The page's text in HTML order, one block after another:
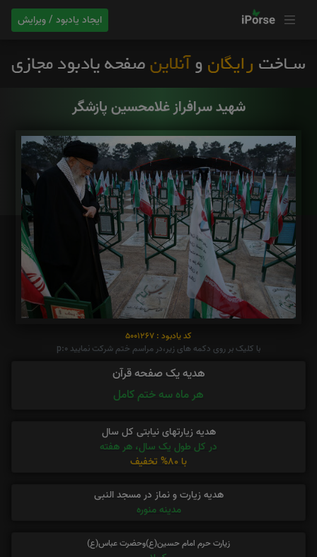
ایجاد یادبود / ویرایش
شهید سرافراز غلامحسین پازشگر
کد یادبود : 5001267
با کلیک بر روی دکمه های زیر،در مراسم ختم شرکت نمایید p:0
هدیه یک صفحه قرآن
هر ماه سه ختم کامل
هدیه زیارتهای نیابتی کل سال
در کل طول یک سال، هر هفته
با 80% تخفیف
هدیه زیارت و نماز در مسجد النبی
مدینه منوره
زیارت حرم امام حسین(ع)وحضرت عباس(ع)